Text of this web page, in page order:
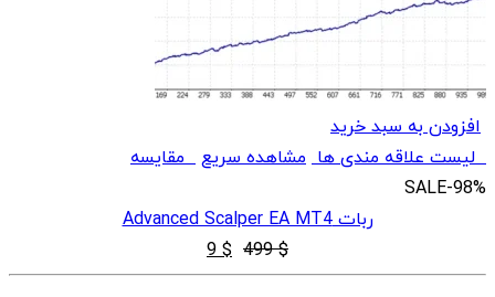
افزودن به سبد خرید
لیست علاقه مندی ها مشاهده سریعمقایسه
SALE-98%
ربات Advanced Scalper EA MT4
$
499
قیمت
اصلی
$
9 قیمت
فعلی